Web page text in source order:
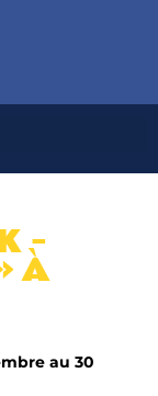
–
À
au 30